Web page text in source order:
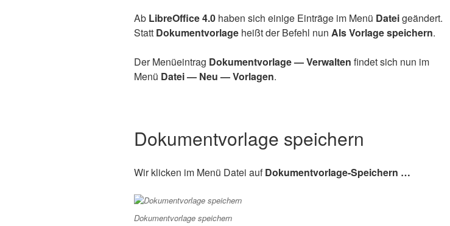
Ab Libre­Of­fice 4.0 haben sich eini­ge Ein­trä­ge im Menü Dateigeän­dert.
Statt Doku­ment­vor­la­ge heißt der Befehl nun Als Vor­la­ge spei­chern.
Der Menü­ein­trag Doku­ment­vor­la­ge — Ver­wal­ten fin­det sich nun im
Menü Datei — Neu — Vor­la­gen.
Dokumentvorlage speichern
Wir kli­cken im Menü Datei aufDoku­ment­vor­la­ge-Spei­chern …
Doku­ment­vor­la­ge speichern